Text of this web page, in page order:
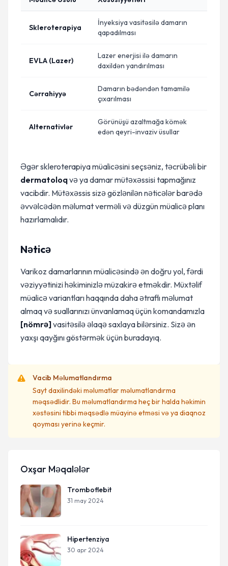
Skleroterapiya
İnyeksiya vasitəsilə damarın
qapadılması
EVLA (Lazer)
Lazer enerjisi ilə damarın
daxildən yandırılması
Cərrahiyyə
Damarın bədəndən tamamilə
çıxarılması
Alternativlər
Görünüşü azaltmağa kömək
edən qeyri-invaziv üsullar
Əgər skleroterapiya müalicəsini seçsəniz, təcrübəli bir
dermatoloqvə ya damar mütəxəssisi tapmağınız
vacibdir. Mütəxəssis sizə gözlənilən nəticələr barədə
əvvəlcədən məlumat verməli və düzgün müalicə planı
hazırlamalıdır.
Nəticə
Varikoz damarlarının müalicəsində ən doğru yol, fərdi
vəziyyətinizi həkiminizlə müzakirə etməkdir. Müxtəlif
müalicə variantları haqqında daha ətraflı məlumat
almaq və suallarınızı ünvanlamaq üçün komandamızla
[nömrə]vasitəsilə əlaqə saxlaya bilərsiniz. Sizə ən
yaxşı qayğını göstərmək üçün buradayıq.
Vacib Məlumatlandırma
Sayt daxilindəki məlumatlar məlumatlandırma
məqsədlidir. Bu məlumatlandırma heç bir halda həkimin
xəstəsini tibbi məqsədlə müayinə etməsi və ya diaqnoz
qoyması yerinə keçmir.
Oxşar Məqalələr
Tromboflebit
31 may 2024
Hipertenziya
30 apr 2024